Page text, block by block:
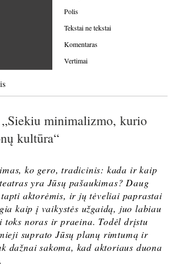
Polis
Tekstai ne tekstai
Komentaras
Vertimai
minimalizmo, kurio
kultūra“
ko gero, tradicinis: kada ir kaip
yra Jūsų pašaukimas? Daug
aktorėmis, ir jų tėveliai paprastai
kaip į vaikystės užgaidą, juo labiau
toks noras ir praeina. Todėl drįstu
suprato Jūsų planų rimtumą ir
dažnai sakoma, kad aktoriaus duona